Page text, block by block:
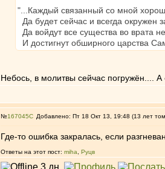
"...Каждый связанный со мной
Да будет сейчас и всегда окружен
Да войдут все существа во врата
И достигнут обширного царства
Небось, в молитвы сейчас погружён....
№167045 Добавлено: Пт 18 Окт 13, 19:48 (13 лет
Где-то ошибка закралась, если
Ответы на этот пост: miha Руцв